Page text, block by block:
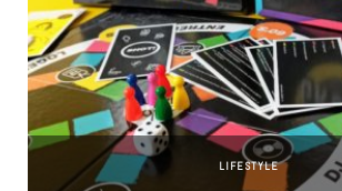
LIFESTYLE